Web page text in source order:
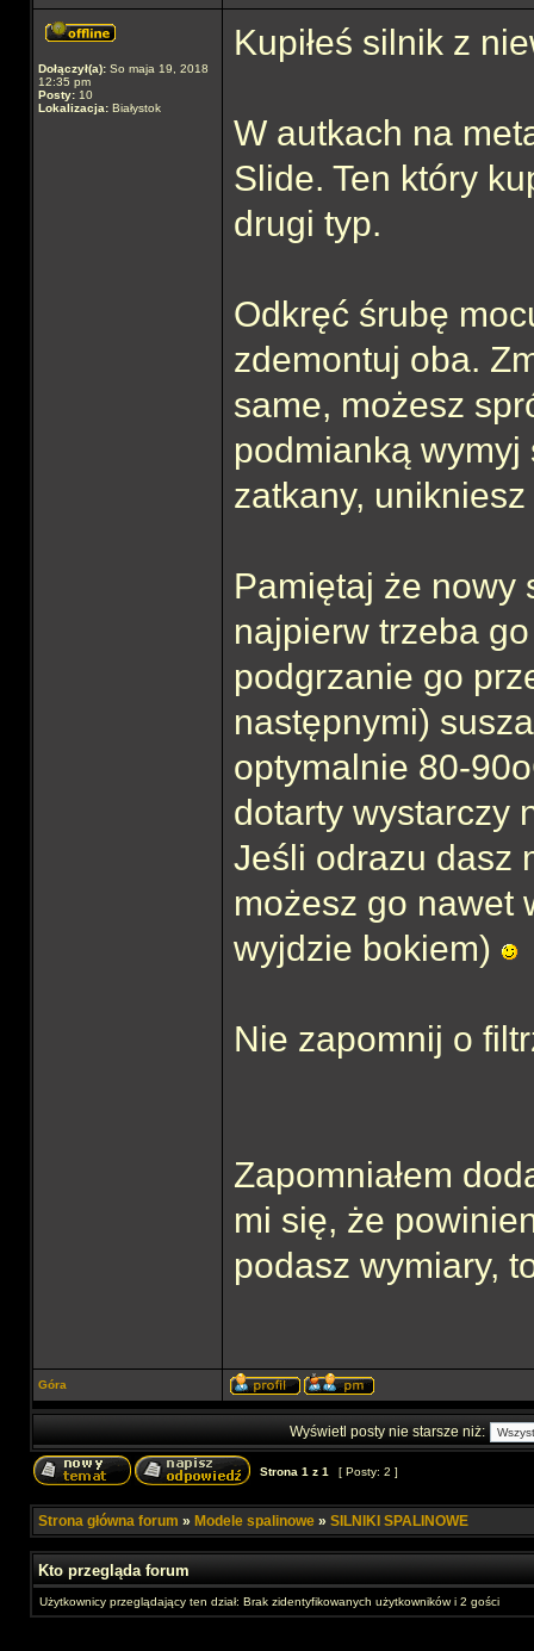
Dołączył(a): So maja 19, 2018
12:35 pm
Posty: 10
Lokalizacja: Białystok
Kupiłeś silnik z
W autkach na
Slide. Ten który
drugi typ.
Odkręć śrubę
zdemontuj oba.
same, możesz
podmianką wymyj
zatkany,
Pamiętaj że nowy
najpierw trzeba
podgrzanie go
następnymi)
optymalnie 80-
dotarty wystarczy
Jeśli odrazu dasz
możesz go nawet
wyjdzie bokiem)
Nie zapomnij o
Zapomniałem
mi się, że
podasz wymiary,
Góra
Wyświetl posty nie starsze niż:
Strona 1 z 1 [ Posty: 2 ]
Strona główna forum » Modele spalinowe » SILNIKI SPALINOWE
Kto przegląda forum
Użytkownicy przeglądający ten dział: Brak zidentyfikowanych użytkowników i 2 gości